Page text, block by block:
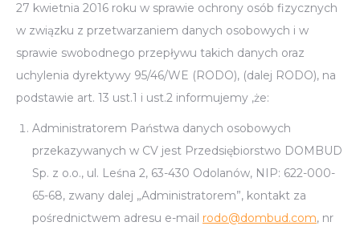
27 kwietnia 2016 roku w sprawie ochrony osób fizycznych
w związku z przetwarzaniem danych osobowych i w
sprawie swobodnego przepływu takich danych oraz
uchylenia dyrektywy 95/46/WE (RODO), (dalej RODO), na
podstawie art. 13 ust.1 i ust.2 informujemy ,że:
Administratorem Państwa danych osobowych
przekazywanych w CV jest Przedsiębiorstwo DOMBUD
Sp. z o.o., ul. Leśna 2, 63-430 Odolanów, NIP: 622-000-
65-68, zwany dalej „Administratorem”, kontakt za
pośrednictwem adresu e-mail rodo@dombud.com, nr